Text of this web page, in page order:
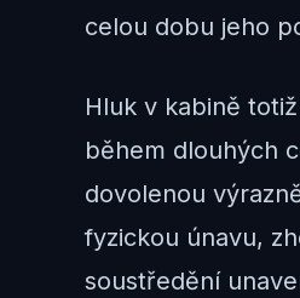
celou dobu jeho
Hluk v kabině
během dlouhých
dovolenou
fyzickou únavu,
soustředění